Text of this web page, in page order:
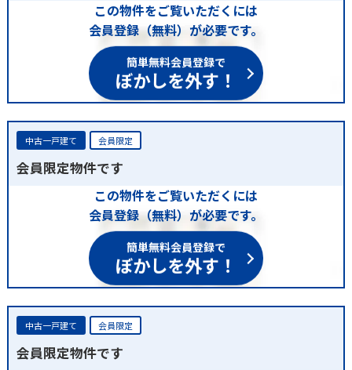
この物件をご覧いただくには
会員登録（無料）が必要です。
簡単無料会員登録で
ぼかしを外す！
中古一戸建て 会員限定
会員限定物件です
この物件をご覧いただくには
会員登録（無料）が必要です。
簡単無料会員登録で
ぼかしを外す！
中古一戸建て 会員限定
会員限定物件です